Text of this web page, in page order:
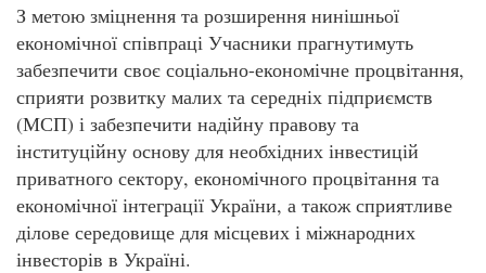
З метою зміцнення та розширення нинішньої
економічної співпраці Учасники прагнутимуть
забезпечити своє соціально-економічне процвітання,
сприяти розвитку малих та середніх підприємств
(МСП) і забезпечити надійну правову та
інституційну основу для необхідних інвестицій
приватного сектору, економічного процвітання та
економічної інтеграції України, а також сприятливе
ділове середовище для місцевих і міжнародних
інвесторів в Україні.